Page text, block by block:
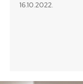
16.10.2022.